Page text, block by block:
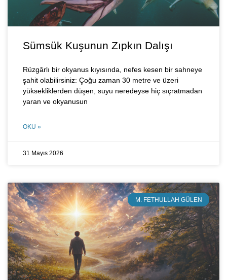
Sümsük Kuşunun Zıpkın Dalışı
Rüzgârlı bir okyanus kıyısında, nefes kesen bir sahneye
şahit olabilirsiniz: Çoğu zaman 30 metre ve üzeri
yüksekliklerden düşen, suyu neredeyse hiç sıçratmadan
yaran ve okyanusun
OKU »
31 Mayıs 2026
M. FETHULLAH GÜLEN